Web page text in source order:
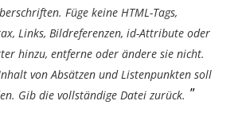
Füge keine HTML-Tags,
Links, Bildreferenzen, id-Attribute oder
hinzu, entferne oder ändere sie nicht.
von Absätzen und Listenpunkten soll
Gib die vollständige Datei zurück.